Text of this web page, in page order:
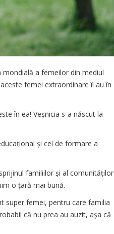
a femeilor din mediul
femei extraordinare îl au în
în ea! Veșnicia s-a născut la
și cel de formare a
familiilor și al comunităților
o țară mai bună.
super femei, pentru care familia
că nu prea au auzit, așa că